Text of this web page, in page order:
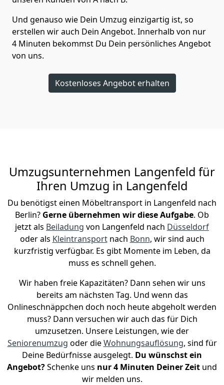
Und genauso wie Dein Umzug einzigartig ist, so
erstellen wir auch Dein Angebot. Innerhalb von nur
4 Minuten bekommst Du Dein persönliches Angebot
von uns.
Kostenloses Angebot erhalten
Umzugsunternehmen Langenfeld für
Ihren Umzug in Langenfeld
Du benötigst einen Möbeltransport in Langenfeld nach
Berlin? Gerne übernehmen wir diese Aufgabe. Ob
jetzt als Beiladung von Langenfeld nach Düsseldorf
oder als Kleintransportnach Bonn, wir sind auch
kurzfristig verfügbar. Es gibt Momente im Leben, da
muss es schnell gehen.
Wir haben freie Kapazitäten? Dann sehen wir uns
bereits am nächsten Tag. Und wenn das
Onlineschnäppchen doch noch heute abgeholt werden
muss? Dann versuchen wir auch das für Dich
umzusetzen. Unsere Leistungen, wie der
Seniorenumzug oder dieWohnungsauflösung, sind für
Deine Bedürfnisse ausgelegt. Du wünschst ein
Angebot?Schenke uns nur 4 Minuten Deiner Zeit und
wir melden uns.